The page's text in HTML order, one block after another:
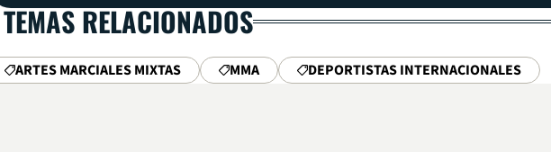
TEMAS RELACIONADOS
ARTES MARCIALES MIXTAS MMA DEPORTISTAS INTERNACIONALES